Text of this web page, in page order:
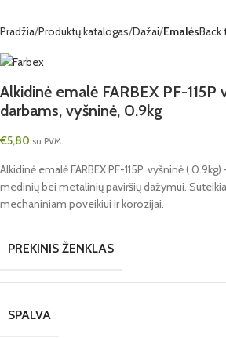
Pradžia Produktų katalogas Dažai EmalėsBack
Alkidinė emalė FARBEX PF-115P
darbams, vyšninė, 0.9kg
€5,80 su PVM
Alkidinė emalė FARBEX PF-115P, vyšninė (
medinių bei metalinių paviršių dažymui.
mechaniniam poveikiui ir korozijai.
PREKINIS ŽENKLAS
SPALVA